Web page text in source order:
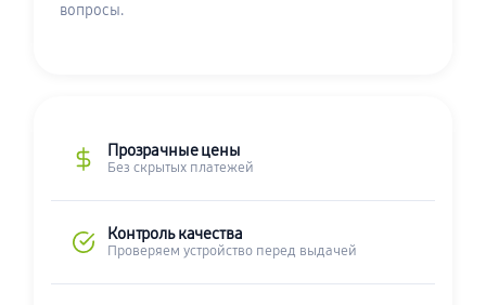
вопросы.
Прозрачные цены
Без скрытых платежей
Контроль качества
Проверяем устройство перед выдачей